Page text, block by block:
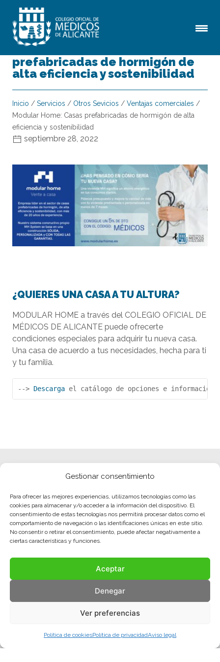
Gestionar consentimiento
Para ofrecer las mejores experiencias, utilizamos tecnologías como las
cookies para almacenar y/o acceder a la información del dispositivo. El
consentimiento de estas tecnologías nos permitirá procesar datos como el
comportamiento de navegación o las identificaciones únicas en este sitio.
No consentir o retirar el consentimiento, puede afectar negativamente a
ciertas características y funciones.
Aceptar
Denegar
Ver preferencias
Política de cookiesPolítica de privacidadAviso legal
Modular Home: Casas
prefabricadas de hormigón de
alta eficiencia y sostenibilidad
Inicio / Servicios / Otros Sevicios / Ventajas comerciales /
Modular Home: Casas prefabricadas de hormigón de alta
eficiencia y sostenibilidad
septiembre 28, 2022
¿QUIERES UNA CASA A TU ALTURA?
MODULAR HOME a través del COLEGIO OFICIAL DE
MÉDICOS DE ALICANTE puede ofrecerte
condiciones especiales para adquirir tu nueva casa.
Una casa de acuerdo a tus necesidades, hecha para ti
y tu familia.
--> Descarga el catálogo de opciones e información.